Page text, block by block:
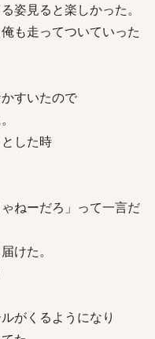
姿見ると楽しかった。
も走ってついていった
すいたので
した時
ねーだろ」って一言だ
けた。
がくるようになり